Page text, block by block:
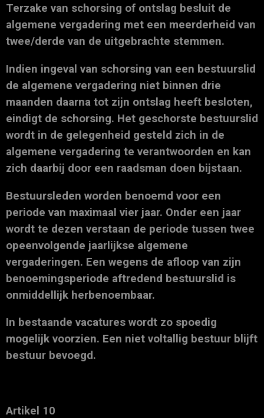
Terzake van schorsing of ontslag besluit de
algemene vergadering met een meerderheid van
twee/derde van de uitgebrachte stemmen.
Indien ingeval van schorsing van een bestuurslid
de algemene vergadering niet binnen drie
maanden daarna tot zijn ontslag heeft besloten,
eindigt de schorsing. Het geschorste bestuurslid
wordt in de gelegenheid gesteld zich in de
algemene vergadering te verantwoorden en kan
zich daarbij door een raadsman doen bijstaan.
Bestuursleden worden benoemd voor een
periode van maximaal vier jaar. Onder een jaar
wordt te dezen verstaan de periode tussen twee
opeenvolgende jaarlijkse algemene
vergaderingen. Een wegens de afloop van zijn
benoemingsperiode aftredend bestuurslid is
onmiddellijk herbenoembaar.
In bestaande vacatures wordt zo spoedig
mogelijk voorzien. Een niet voltallig bestuur blijft
bestuur bevoegd.
Artikel 10